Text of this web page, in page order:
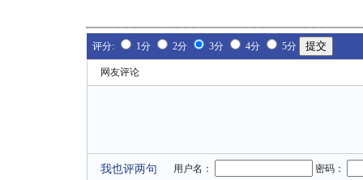
评分: 1分 2分 3分 4分 5分
网友评论
我也评两句 用户名： 密码：